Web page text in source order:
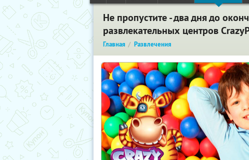
Не пропустите - два дня до
развлекательных центров
Главная Развлечения